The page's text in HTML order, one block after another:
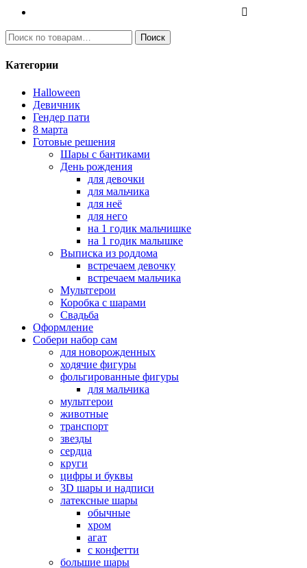
И
с
к
а
Поиск
Категории
Halloween
Девичник
Гендер пати
8 марта
Готовые решения
Шары с бантиками
День рождения
для девочки
для мальчика
для неё
для него
на 1 годик мальчишке
на 1 годик малышке
Выписка из роддома
встречаем девочку
встречаем мальчика
Мультгерои
Коробка с шарами
Свадьба
Оформление
Собери набор сам
для новорожденных
ходячие фигуры
фольгированные фигуры
для мальчика
мультгерои
животные
транспорт
звезды
сердца
круги
цифры и буквы
3D шары и надписи
латексные шары
обычные
хром
агат
с конфетти
большие шары